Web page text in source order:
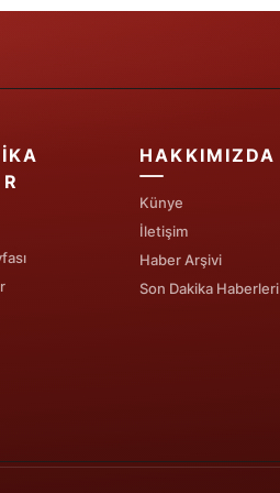
HAKKIMIZDA
Künye
İletişim
Haber Arşivi
Son Dakika Haberleri